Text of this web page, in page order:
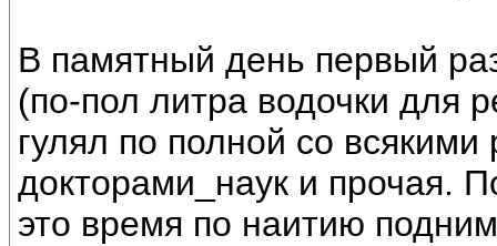
В памятный день первый
(по-пол литра водочки для
гулял по полной со
докторами_наук и прочая.
это время по наитию